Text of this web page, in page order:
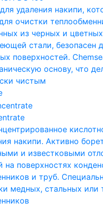
удаления накипи,
очистки
из черных и
стали, безопасен
поверхностей.
основу, что
чистым
накипи. Активно
и известковыми
на поверхностях
и труб.
медных, стальных или